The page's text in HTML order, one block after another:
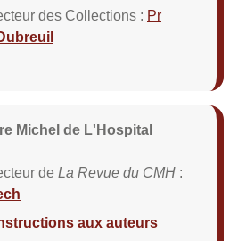
des Collections : Pr
Michel de L'Hospital
de La Revue du CMH :
aux auteurs